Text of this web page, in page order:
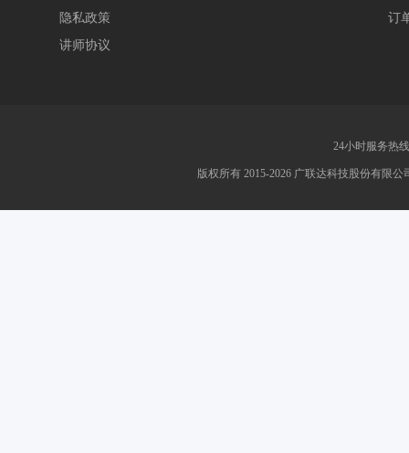
隐私政策
讲师协议
订
24小时服务热
版权所有 2015-2026 广联达科技股份有限公